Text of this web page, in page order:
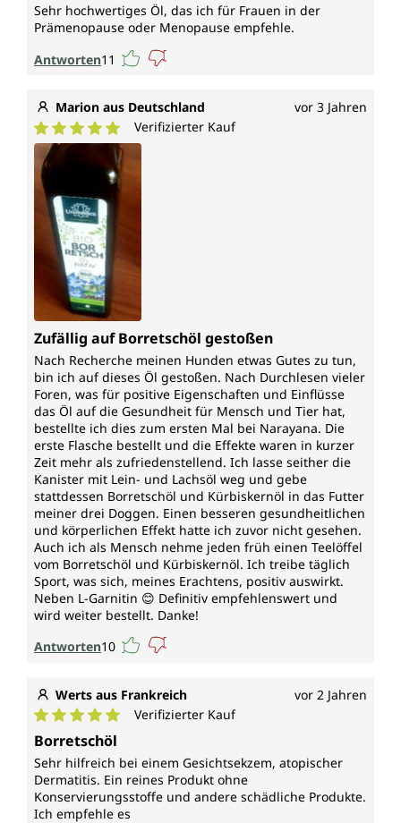
Sehr hochwertiges Öl, das ich für Frauen in der
Prämenopause oder Menopause empfehle.
Antworten11
Marion aus Deutschland vor 3 Jahren
Durchschnittliche Bewertung von 5 von 5 Sternen
Verifizierter Kauf
Zufällig auf Borretschöl gestoßen
Nach Recherche meinen Hunden etwas Gutes zu tun,
bin ich auf dieses Öl gestoßen. Nach Durchlesen vieler
Foren, was für positive Eigenschaften und Einflüsse
das Öl auf die Gesundheit für Mensch und Tier hat,
bestellte ich dies zum ersten Mal bei Narayana. Die
erste Flasche bestellt und die Effekte waren in kurzer
Zeit mehr als zufriedenstellend. Ich lasse seither die
Kanister mit Lein- und Lachsöl weg und gebe
stattdessen Borretschöl und Kürbiskernöl in das Futter
meiner drei Doggen. Einen besseren gesundheitlichen
und körperlichen Effekt hatte ich zuvor nicht gesehen.
Auch ich als Mensch nehme jeden früh einen Teelöffel
vom Borretschöl und Kürbiskernöl. Ich treibe täglich
Sport, was sich, meines Erachtens, positiv auswirkt.
Neben L-Garnitin 😊 Definitiv empfehlenswert und
wird weiter bestellt. Danke!
Antworten10
Werts aus Frankreich vor 2 Jahren
Durchschnittliche Bewertung von 5 von 5 Sternen
Verifizierter Kauf
Borretschöl
Sehr hilfreich bei einem Gesichtsekzem, atopischer
Dermatitis. Ein reines Produkt ohne
Konservierungsstoffe und andere schädliche Produkte.
Ich empfehle es